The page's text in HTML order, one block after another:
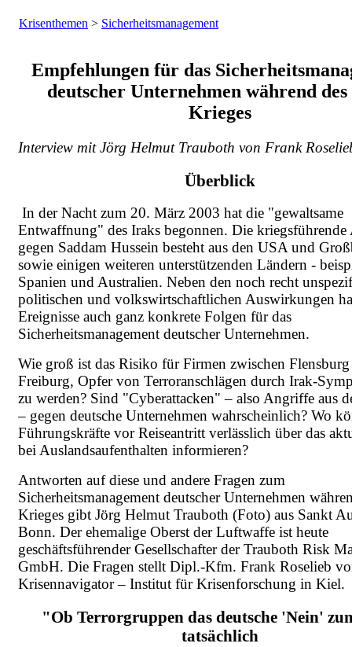
Krisenthemen > Sicherheitsmanagement
Empfehlungen für das
deutscher Unternehmen während
Krieges
Interview mit Jörg Helmut Trauboth von Frank
Überblick
In der Nacht zum 20. März 2003 hat die "gewaltsame
Entwaffnung" des Iraks begonnen. Die kriegsführende
gegen Saddam Hussein besteht aus den USA und
sowie einigen weiteren unterstützenden Ländern -
Spanien und Australien. Neben den noch recht
politischen und volkswirtschaftlichen Auswirkungen
Ereignisse auch ganz konkrete Folgen für das
Sicherheitsmanagement deutscher Unternehmen.
Wie groß ist das Risiko für Firmen zwischen
Freiburg, Opfer von Terroranschlägen durch Irak-
zu werden? Sind "Cyberattacken" – also Angriffe aus
– gegen deutsche Unternehmen wahrscheinlich? Wo
Führungskräfte vor Reiseantritt verlässlich über das
bei Auslandsaufenthalten informieren?
Antworten auf diese und andere Fragen zum
Sicherheitsmanagement deutscher Unternehmen
Krieges gibt Jörg Helmut Trauboth (Foto) aus Sankt
Bonn. Der ehemalige Oberst der Luftwaffe ist heute
geschäftsführender Gesellschafter der Trauboth Risk
GmbH. Die Fragen stellt Dipl.-Kfm. Frank Roselieb
Krisennavigator – Institut für Krisenforschung in Kiel.
"Ob Terrorgruppen das deutsche 'Nein'
tatsächlich